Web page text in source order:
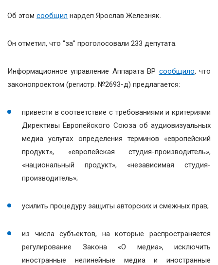
Об этом сообщил нардеп Ярослав Железняк.
Он отметил, что "за" проголосовали 233 депутата.
Информационное управление Аппарата ВР сообщило, что
законопроектом (регистр. №2693-д) предлагается:
привести в соответствие с требованиями и критериями
Директивы Европейского Союза об аудиовизуальных
медиа услугах определения терминов «европейский
продукт», «европейская студия-производитель»,
«национальный продукт», «независимая студия-
производитель»;
усилить процедуру защиты авторских и смежных прав;
из числа субъектов, на которые распространяется
регулирование Закона «О медиа», исключить
иностранные нелинейные медиа и иностранные